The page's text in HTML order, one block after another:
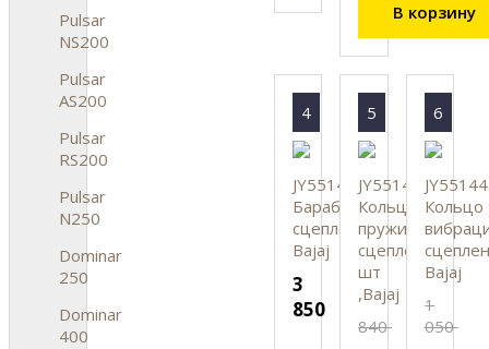
Pulsar
NS200
Pulsar
AS200
Pulsar
RS200
Pulsar
N250
Dominar
250
Dominar
400
В корзину
4
JY551435
Барабан
сцепления,
Bajaj
3
850
5
JY551442
Кольцо
пружинное
сцепления,
шт
,Bajaj
840
6
Кольцо
Bajaj
1
050